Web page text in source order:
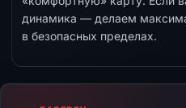
динамика — делаем
в безопасных пределах.